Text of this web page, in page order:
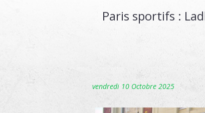
Paris sportifs :
vendredi 10 Octobre 2025